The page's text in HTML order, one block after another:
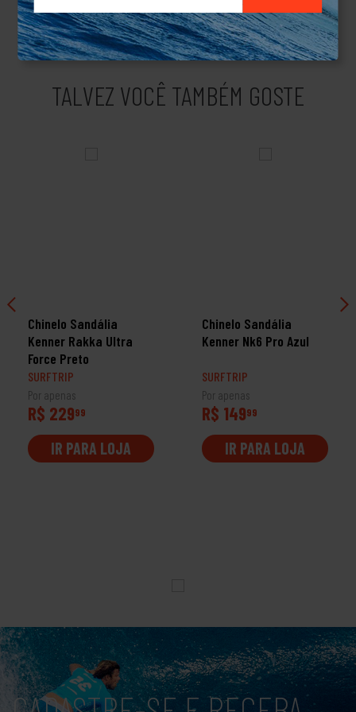
acessórios.Produto Original.
TALVEZ VOCÊ TAMBÉM GOSTE
Chinelo Sandália
Kenner Rakka Ultra
Force Preto
SURFTRIP
Por apenas
R$ 22999
IR PARA LOJA
Chinelo Sandália
Kenner Nk6 Pro Azul
SURFTRIP
Por apenas
R$ 14999
IR PARA LOJA